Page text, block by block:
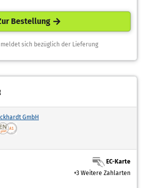
Bestellung
sich bezüglich der Lieferung
GmbH
EC-Karte
+3 Weitere Zahlarten